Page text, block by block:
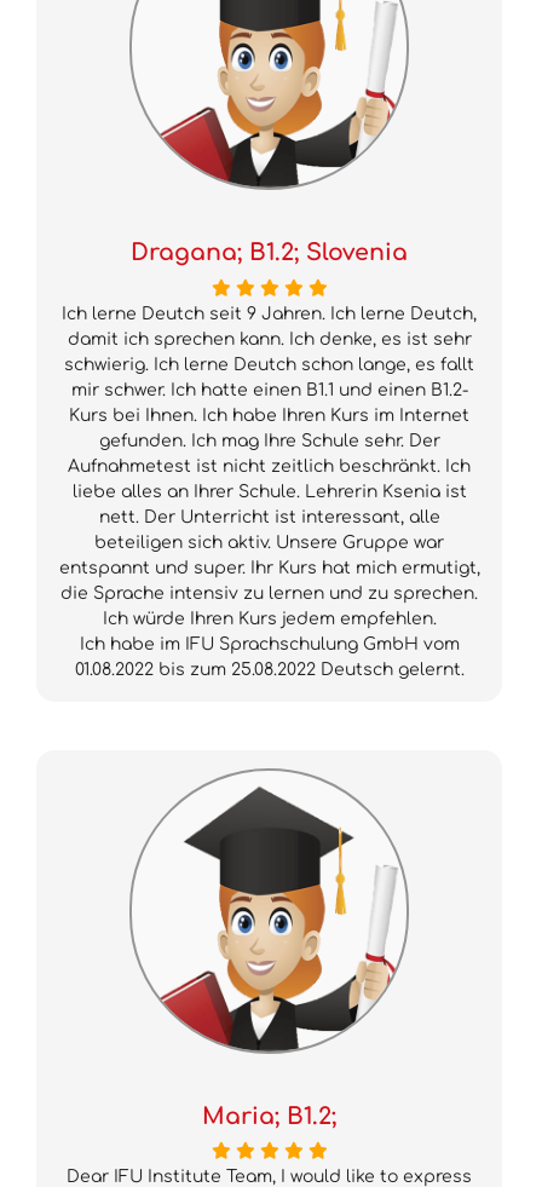
Dragana; B1.2; Slovenia
Ich lerne Deutch seit 9 Jahren. Ich lerne Deutch,
damit ich sprechen kann. Ich denke, es ist sehr
schwierig. Ich lerne Deutch schon lange, es fallt
mir schwer. Ich hatte einen B1.1 und einen B1.2-
Kurs bei Ihnen. Ich habe Ihren Kurs im Internet
gefunden. Ich mag Ihre Schule sehr. Der
Aufnahmetest ist nicht zeitlich beschränkt. Ich
liebe alles an Ihrer Schule. Lehrerin Ksenia ist
nett. Der Unterricht ist interessant, alle
beteiligen sich aktiv. Unsere Gruppe war
entspannt und super. Ihr Kurs hat mich ermutigt,
die Sprache intensiv zu lernen und zu sprechen.
Ich würde Ihren Kurs jedem empfehlen.
Ich habe im IFU Sprachschulung GmbH vom
01.08.2022 bis zum 25.08.2022 Deutsch gelernt.
Maria; B1.2;
Dear IFU Institute Team, I would like to express